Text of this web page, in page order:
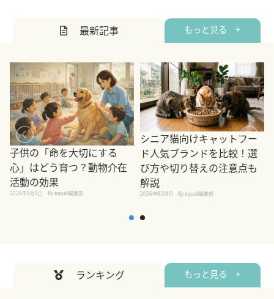
最新記事 もっと見る +
子供の「命を大切にする
心」はどう育つ？動物介在
活動の効果
2026年8月5日 By equall編集部
シニア猫向けキャットフー
ド人気ブランドを比較！選
び方や切り替えの注意点も
解説
2026年8月4日 By equall編集部
ランキング もっと見る +